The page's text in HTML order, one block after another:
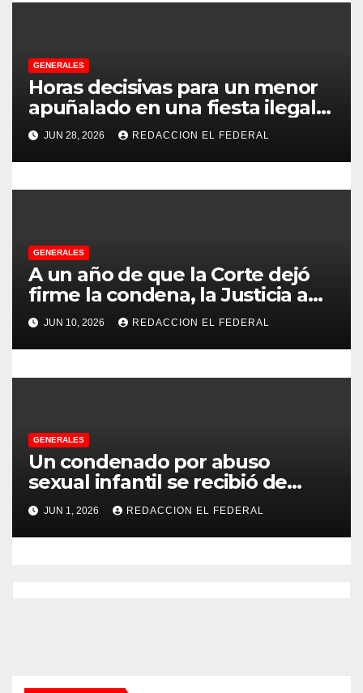
e
e
n
t
r
d
a
s
GENERALES
Horas decisivas para un menor
apuñalado en una fiesta ilegal
con más de 500 asistentes en
Chilecito
JUN 28, 2026 REDACCION EL FEDERAL
GENERALES
A un año de que la Corte dejó
firme la condena, la Justicia aún
no pudo decomisarle ni un peso
a CFK
JUN 10, 2026 REDACCION EL FEDERAL
GENERALES
Un condenado por abuso
sexual infantil se recibió de
psicopedagogo dentro del
Servicio Penitenciario de La
Rioja
JUN 1, 2026 REDACCION EL FEDERAL